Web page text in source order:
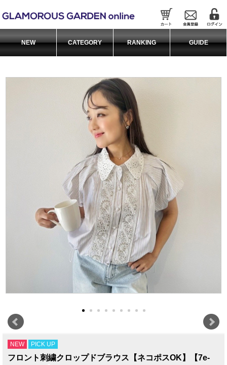
NEW PICK UP
フロント刺繍クロップドブラウス【ネコポスOK】【7e-